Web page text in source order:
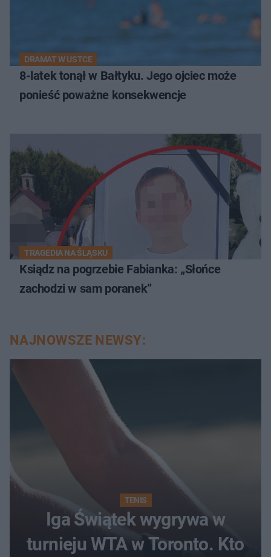
DRAMAT W USTCE
8-latek tonął w Bałtyku. Jego ojciec może
ponieść poważne konsekwencje
TRAGEDIA NA ŚLĄSKU
Ksiądz na pogrzebie Fabianka: „Słońce
zachodzi w sam poranek”
NAJNOWSZE NEWSY:
TENIS
Iga Świątek wygrywa w
turnieju WTA w Toronto. Kto